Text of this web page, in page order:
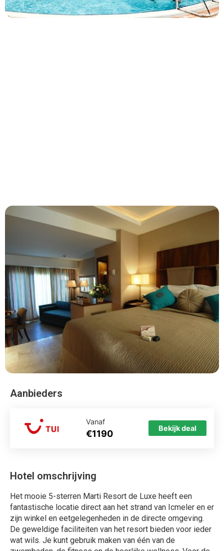
Hotel omschrijving
Het mooie 5-sterren Marti Resort de Luxe heeft een
fantastische locatie direct aan het strand van Icmeler en er
zijn winkel en eetgelegenheden in de directe omgeving.
De geweldige faciliteiten van het resort bieden voor ieder
wat wils. Je kunt gebruik maken van één van de
Aanbieders
Vanaf
€1190 Bekijk deal